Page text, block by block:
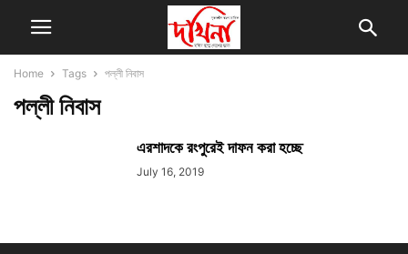
Home Tags পল্লী নিবাস
পল্লী নিবাস
এরশাদকে রংপুরেই দাফন করা হচ্ছে
July 16, 2019